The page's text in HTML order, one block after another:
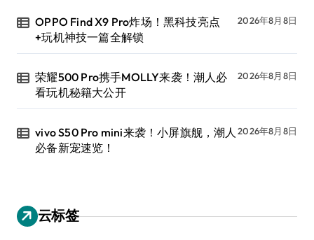
OPPO Find X9 Pro炸场！黑科技亮点
+玩机神技一篇全解锁
2026年8月8日
荣耀500 Pro携手MOLLY来袭！潮人必
看玩机秘籍大公开
2026年8月8日
vivo S50 Pro mini来袭！小屏旗舰，潮人
必备新宠速览！
2026年8月8日
云标签